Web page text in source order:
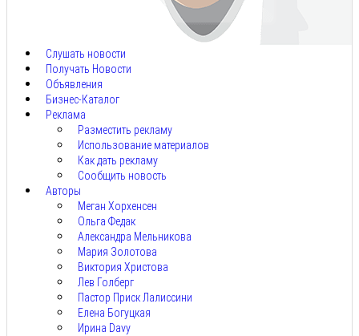
Слушать новости
Получать Новости
Объявления
Бизнес-Каталог
Реклама
Разместить рекламу
Использование материалов
Как дать рекламу
Сообщить новость
Авторы
Меган Хорхенсен
Ольга Федак
Александра Мельникова
Мария Золотова
Виктория Христова
Лев Голберг
Пастор Приск Лалиссини
Елена Богуцкая
Ирина Davy